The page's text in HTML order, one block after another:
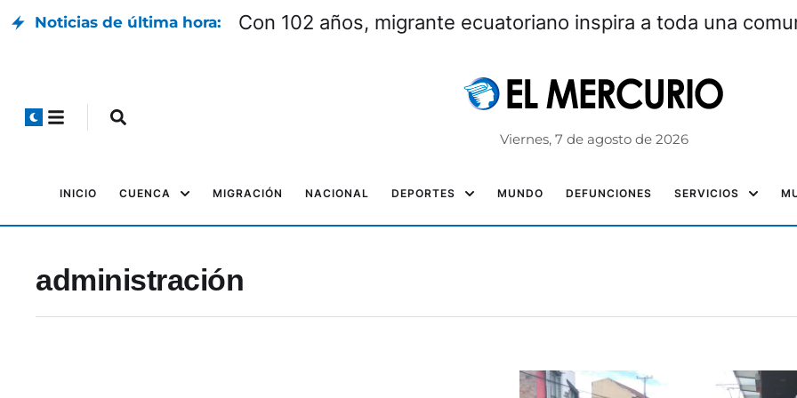
Noticias de última hora: Con 102 años, migrante ecuatoriano inspira a toda una
Viernes, 7 de agosto de 2026
INICIO CUENCA MIGRACIÓN NACIONAL DEPORTES MUNDO DEFUNCIONES SERVICIOS
administración